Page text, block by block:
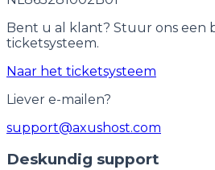
Bent u al klant? Stuur ons een
ticketsysteem.
Naar het ticketsysteem
Liever e-mailen?
support@axushost.com
Deskundig support